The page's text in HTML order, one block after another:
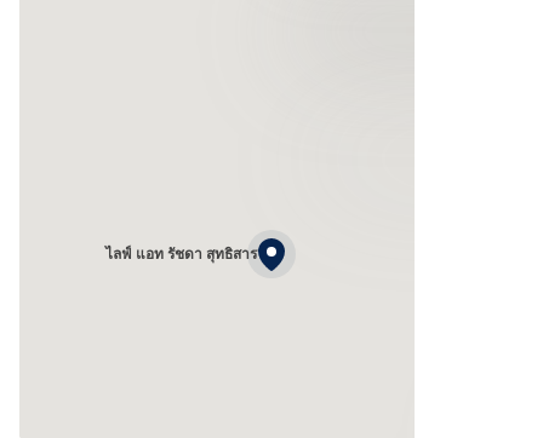
ไลฟ์ แอท รัชดา สุทธิสาร